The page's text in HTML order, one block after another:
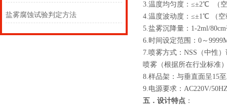
盐雾腐蚀试验判定方法
3.温度均匀度：≤±2℃ （
4.温度波动度：≤±1℃ （空
5.盐雾沉降量：1-2ml/
6.时间设定范围：0～
7.喷雾方式：NSS（中性
喷雾（根据所在行业标准
8.样品架：与垂直面呈15
9.电源要求：AC220V/
五．设计特点 ：